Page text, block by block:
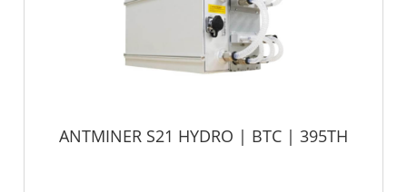
ANTMINER S21 HYDRO | BTC | 395TH